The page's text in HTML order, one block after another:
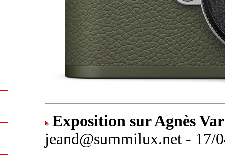
Exposition sur Agnès
jeand@summilux.net - 17/